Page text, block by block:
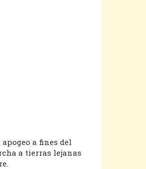
a fines del
a tierras lejanas